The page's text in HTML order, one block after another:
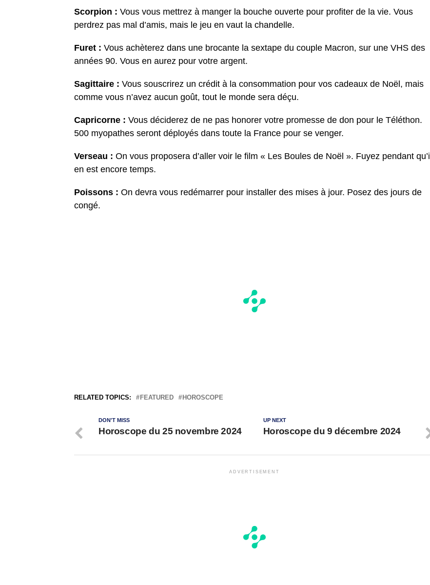
Scorpion : Vous vous mettrez à manger la bouche ouverte pour profiter de la vie. Vous
perdrez pas mal d’amis, mais le jeu en vaut la chandelle.
Furet : Vous achèterez dans une brocante la sextape du couple Macron, sur une VHS des
années 90. Vous en aurez pour votre argent.
Sagittaire : Vous souscrirez un crédit à la consommation pour vos cadeaux de Noël, mais
comme vous n’avez aucun goût, tout le monde sera déçu.
Capricorne : Vous déciderez de ne pas honorer votre promesse de don pour le Téléthon.
500 myopathes seront déployés dans toute la France pour se venger.
Verseau : On vous proposera d’aller voir le film « Les Boules de Noël ». Fuyez pendant qu’il
en est encore temps.
Poissons : On devra vous redémarrer pour installer des mises à jour. Posez des jours de
congé.
RELATED TOPICS: FEATURED HOROSCOPE
UP NEXT
Horoscope du 9 décembre 2024
DON'T MISS
Horoscope du 25 novembre 2024
ADVERTISEMENT